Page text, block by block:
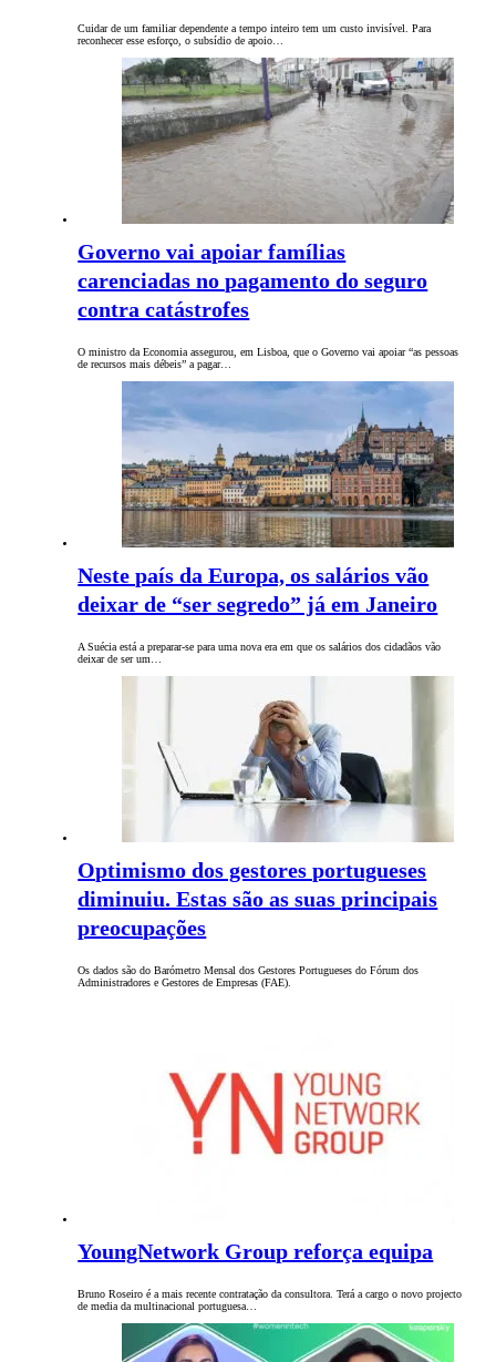
Cuidar de um familiar dependente a tempo inteiro tem um custo invisível. Para
reconhecer esse esforço, o subsídio de apoio…
Governo vai apoiar famílias
carenciadas no pagamento do seguro
contra catástrofes
O ministro da Economia assegurou, em Lisboa, que o Governo vai apoiar “as pessoas
de recursos mais débeis” a pagar…
Neste país da Europa, os salários vão
deixar de “ser segredo” já em Janeiro
A Suécia está a preparar-se para uma nova era em que os salários dos cidadãos vão
deixar de ser um…
Optimismo dos gestores portugueses
diminuiu. Estas são as suas principais
preocupações
Os dados são do Barómetro Mensal dos Gestores Portugueses do Fórum dos
Administradores e Gestores de Empresas (FAE).
YoungNetwork Group reforça equipa
Bruno Roseiro é a mais recente contratação da consultora. Terá a cargo o novo projecto
de media da multinacional portuguesa…